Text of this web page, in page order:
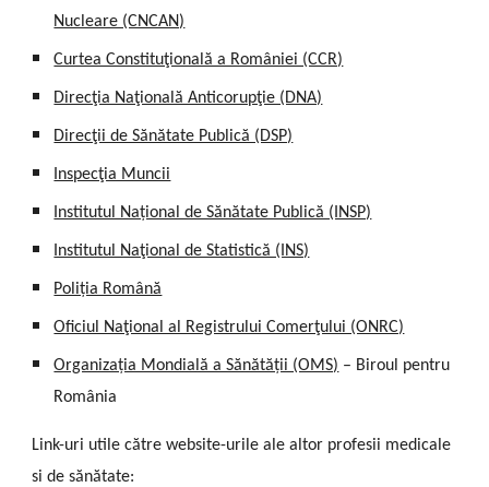
Nucleare (CNCAN)
Curtea Constituţională a României (CCR)
Direcţia Naţională Anticorupţie (DNA)
Direcţii de Sănătate Publică (DSP)
Inspecţia Muncii
Institutul Național de Sănătate Publică (INSP)
Institutul Naţional de Statistică (INS)
Poliția Română
Oficiul Naţional al Registrului Comerţului (ONRC)
Organizația Mondială a Sănătății (OMS) – Biroul pentru
România
Link-uri utile către website-urile ale altor profesii medicale
si de sănătate: